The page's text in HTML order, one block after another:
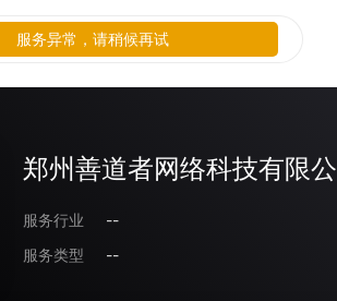
郑州善道者网络科技有限
服务行业
--
服务类型
--
服务异常，请稍候再试